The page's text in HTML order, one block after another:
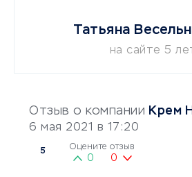
Отзыв о компании Крем
6 мая 2021 в 17:20
5 Оцените отзыв
0 0
Татьяна
на сайте 5